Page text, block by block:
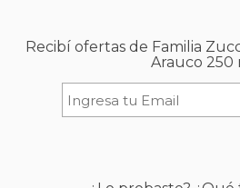
Recibí ofertas de Familia
Arauco 250